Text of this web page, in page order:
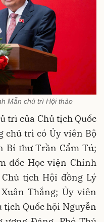
Mẫn chủ trì Hội thảo
trì của Chủ tịch Quốc
chủ trì có Ủy viên Bộ
Bí thư Trần Cẩm Tú;
đốc Học viện Chính
tịch Hội đồng Lý
Thắng; Ủy viên
Quốc hội Nguyễn